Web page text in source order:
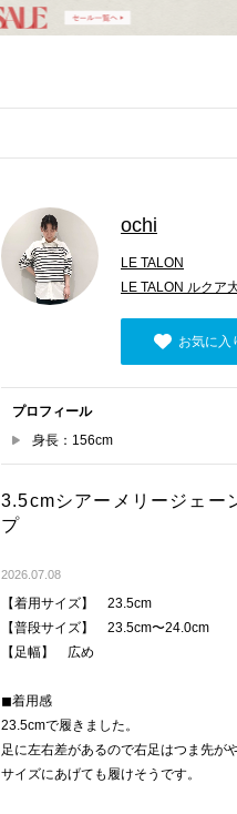
ochi
LE TALON
LE TALON ルクア
お気に入
プロフィール
身長：156cm
3.5cmシアーメリージェー
プ
2026.07.08
【着用サイズ】 23.5cm
【普段サイズ】 23.5cm〜24.0cm
【足幅】 広め
◼︎着用感
23.5cmで履きました。
足に左右差があるので右足はつま先が
サイズにあげても履けそうです。